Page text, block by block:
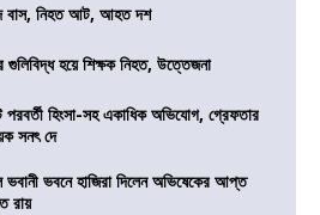
বাস, নিহত আট, আহত দশ
হয়ে শিক্ষক নিহত, উত্তেজনা
হিংসা-সহ একাধিক অভিযোগ, গ্রেফতার
সনৎ দে
ভবনে হাজিরা দিলেন অভিষেকের আপ্ত
রায়